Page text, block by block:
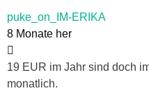
puke_on_IM-ERIKA
8 Monate her
19 EUR im Jahr sind doch
monatlich.